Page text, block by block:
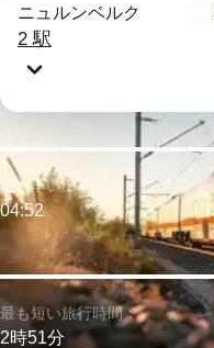
ニュルンベルク
2 駅
最も短い旅行時間：
2時51分
最も早い出発：
04:52